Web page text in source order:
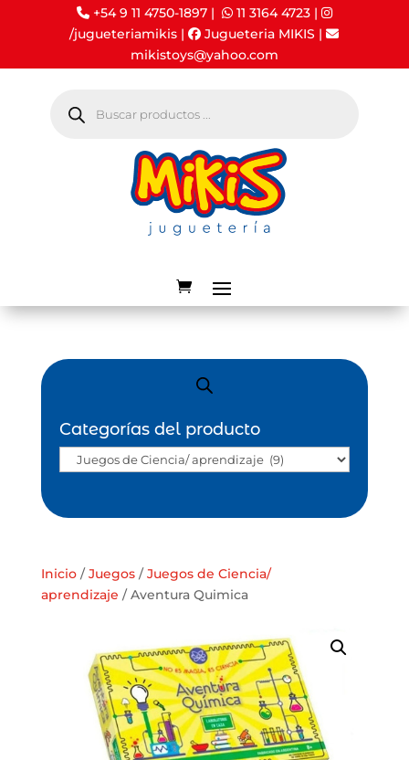
+54 9 11 4750-1897 | 11 3164 4723|
/jugueteriamikis | Jugueteria MIKIS |
mikistoys@yahoo.com
productos
Inicio/Juegos/Juegos de Ciencia/
aprendizaje / Aventura Quimica
Categorías del producto